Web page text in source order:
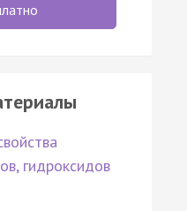
гидроксидов